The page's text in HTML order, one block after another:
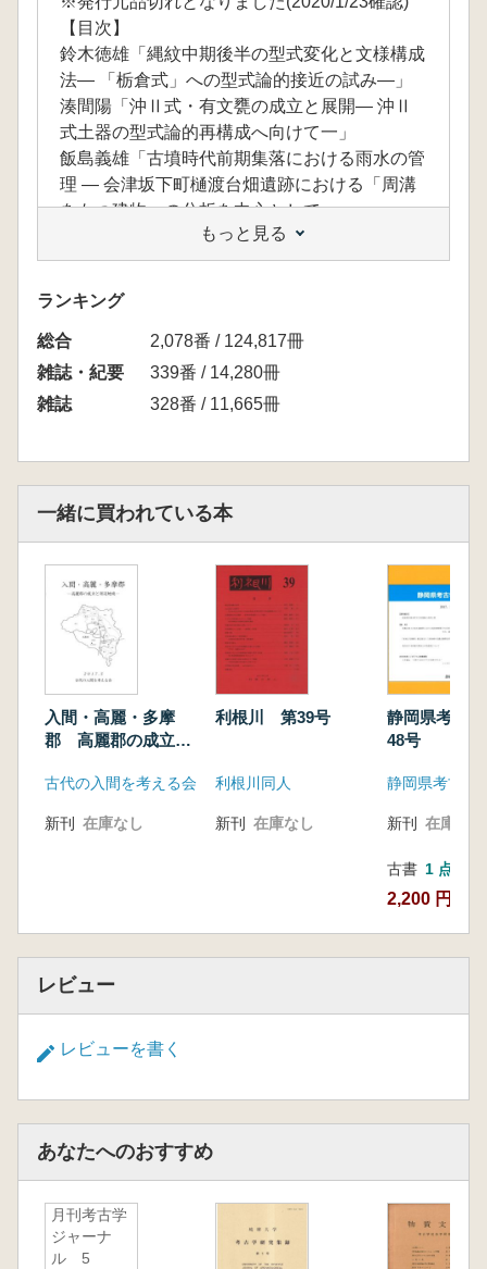
【目次】
鈴木徳雄「縄紋中期後半の型式変化と文様構成
法― 「栃倉式」への型式論的接近の試み―」
湊間陽「沖Ⅱ式・有文甕の成立と展開― 沖Ⅱ
式土器の型式論的再構成へ向けて一」
飯島義雄「古墳時代前期集落における雨水の管
理 ― 会津坂下町樋渡台畑遺跡における「周溝
をもつ建物」の分析を中心として一」
坂本和俊「傍製方格規矩鏡配布・石製模造品伝
播に関わる古墳―長坂聖天塚古墳の副葬品から
考える一」
(研究ノート〉
恋河内昭彦「堅穴住居から出上した石製三輪玉
一埼玉県本庄市辻ノ内遺跡第7号住居跡出土の
水晶製三輪玉の検討―」
一」
日沖剛史「高崎市若田町地内出上の堀之内式土
器」
もっと見る
ランキング
総合
2,078番 / 124,817冊
雑誌・紀要
339番 / 14,280冊
雑誌
328番 / 11,665冊
一緒に買われている本
入間・高麗・多摩
郡 高麗郡の成立と
古代の入間を考える会
新刊 在庫なし
利根川 第39号
利根川同人
新刊 在庫なし
静岡県考古
48号
静岡県考古学
新刊 在庫なし
古書 1 点
2,200 円
レビュー
レビューを書く
あなたへのおすすめ
月刊考古学
ジャーナ
ル 5